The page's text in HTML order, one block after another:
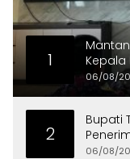
1
Kepala
06/08/
2
Bupati
06/08/